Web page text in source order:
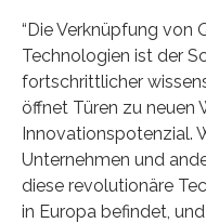
“Die Verknüpfung
Technologien ist der
fortschrittlicher
öffnet Türen zu neuen
Innovationspotenzial.
Unternehmen und
diese revolutionäre
in Europa befindet,